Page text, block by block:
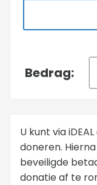
Bedrag:
U kunt via
doneren.
beveiligde
donatie af te